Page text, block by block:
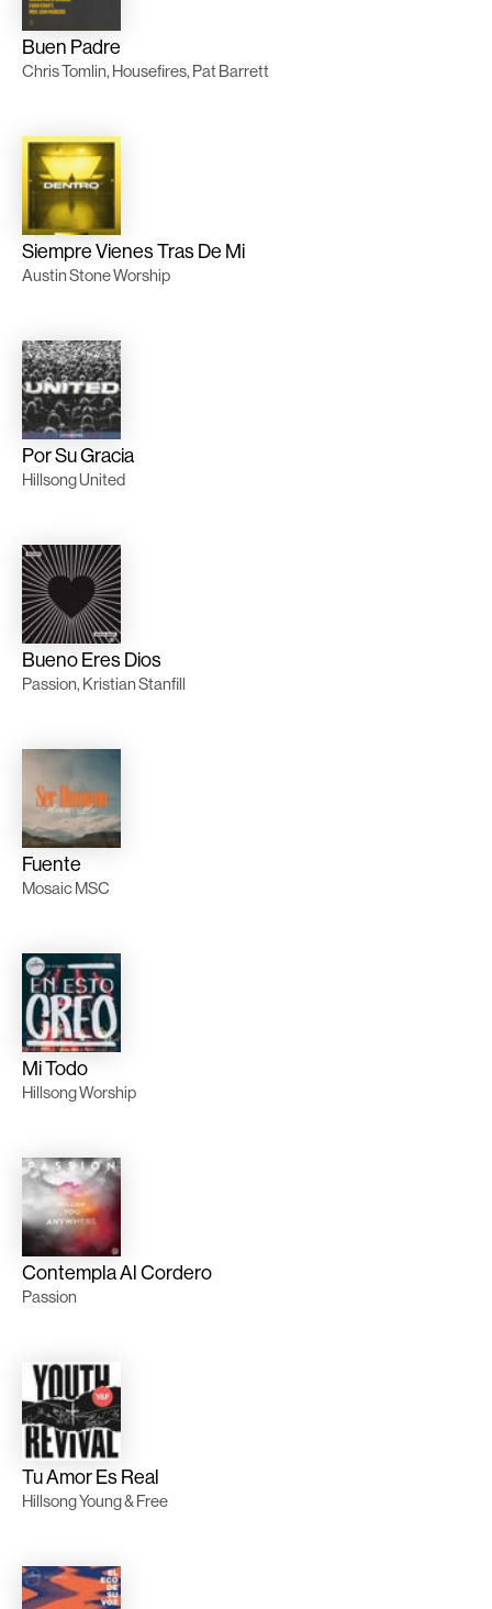
Buen Padre
Chris Tomlin, Housefires, Pat Barrett
Siempre Vienes Tras De Mi
Austin Stone Worship
Por Su Gracia
Hillsong United
Bueno Eres Dios
Passion, Kristian Stanfill
Fuente
Mosaic MSC
Mi Todo
Hillsong Worship
Contempla Al Cordero
Passion
Tu Amor Es Real
Hillsong Young & Free